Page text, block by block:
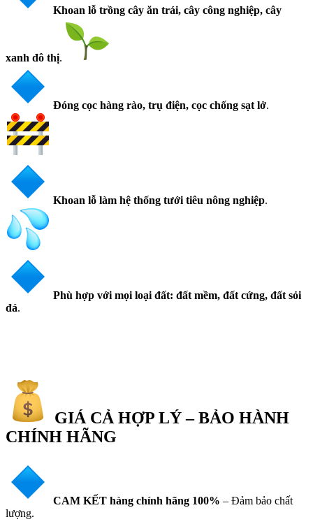
Khoan lỗ trồng cây ăn trái, cây công nghiệp, cây
xanh đô thị.
Đóng cọc hàng rào, trụ điện, cọc chống sạt lở.
Khoan lỗ làm hệ thống tưới tiêu nông nghiệp.
Phù hợp với mọi loại đất: đất mềm, đất cứng, đất sỏi
đá.
GIÁ CẢ HỢP LÝ – BẢO HÀNH
CHÍNH HÃNG
CAM KẾT hàng chính hãng 100% – Đảm bảo chất
lượng.